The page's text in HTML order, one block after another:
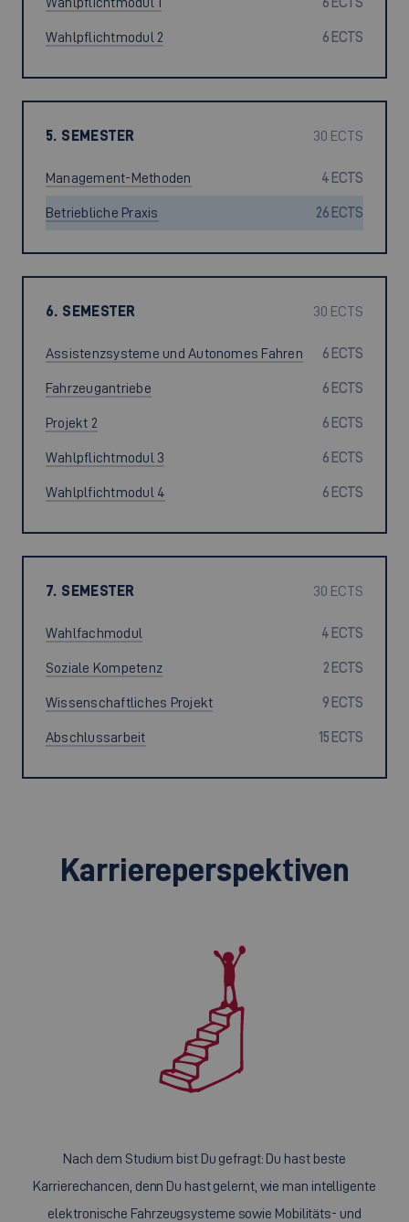
Wahlpflichtmodul 2 6 ECTS
5. SEMESTER 30 ECTS
Management-Methoden 4 ECTS
Betriebliche Praxis 26 ECTS
6. SEMESTER 30 ECTS
Assistenzsysteme und Autonomes Fahren 6 ECTS
Fahrzeugantriebe 6 ECTS
Projekt 2 6 ECTS
Wahlpflichtmodul 3 6 ECTS
Wahlplfichtmodul 4 6 ECTS
7. SEMESTER 30 ECTS
Wahlfachmodul 4 ECTS
Soziale Kompetenz 2 ECTS
Wissenschaftliches Projekt 9 ECTS
Abschlussarbeit 15 ECTS
Karriereperspektiven
Nach dem Studium bist Du gefragt: Du hast beste
Karrierechancen, denn Du hast gelernt, wie man intelligente
elektronische Fahrzeugsysteme sowie Mobilitäts- und